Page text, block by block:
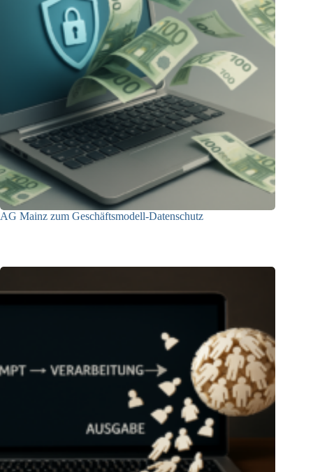
AG Mainz zum Geschäftsmodell-Datenschutz